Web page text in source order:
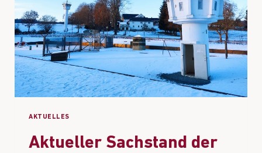
AKTUELLES
Aktueller Sachstand der